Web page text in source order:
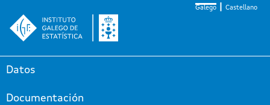
Galego Castellano
Datos
Documentación